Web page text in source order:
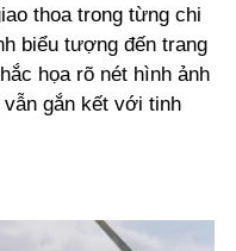
thoa trong từng chi
biểu tượng đến trang
họa rõ nét hình ảnh
gắn kết với tinh